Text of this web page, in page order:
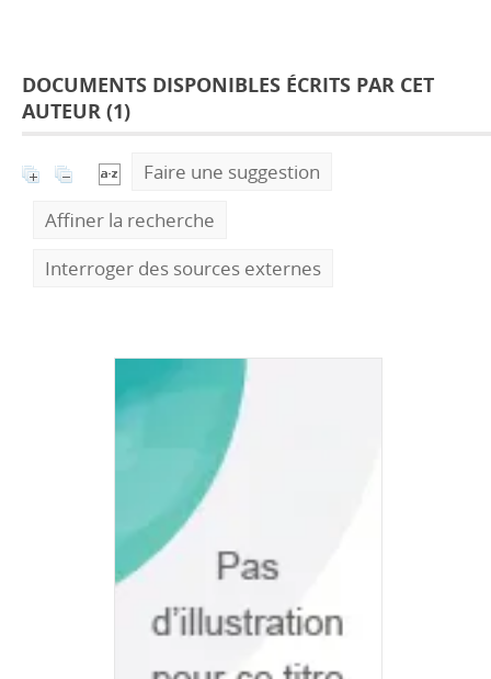
DOCUMENTS DISPONIBLES ÉCRITS PAR CET
AUTEUR (1)
Faire une suggestion
Affiner la recherche
Interroger des sources externes